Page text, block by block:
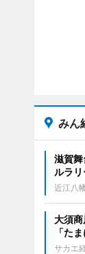
みん
滋賀
ルラ
近江八
大須
「た
サカエ